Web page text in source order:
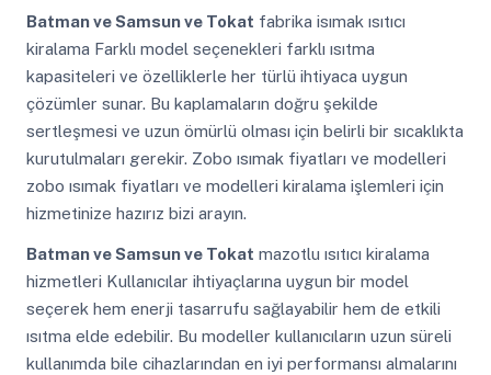
Batman ve Samsun ve Tokat fabrika isımak ısıtıcı
kiralama Farklı model seçenekleri farklı ısıtma
kapasiteleri ve özelliklerle her türlü ihtiyaca uygun
çözümler sunar. Bu kaplamaların doğru şekilde
sertleşmesi ve uzun ömürlü olması için belirli bir sıcaklıkta
kurutulmaları gerekir. Zobo ısımak fiyatları ve modelleri
zobo ısımak fiyatları ve modelleri kiralama işlemleri için
hizmetinize hazırız bizi arayın.
Batman ve Samsun ve Tokat mazotlu ısıtıcı kiralama
hizmetleri Kullanıcılar ihtiyaçlarına uygun bir model
seçerek hem enerji tasarrufu sağlayabilir hem de etkili
ısıtma elde edebilir. Bu modeller kullanıcıların uzun süreli
kullanımda bile cihazlarından en iyi performansı almalarını